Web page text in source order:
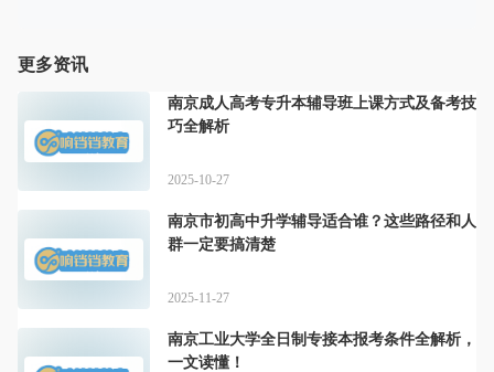
更多资讯
南京成人高考专升本辅导班上课方式及备考技
巧全解析
2025-10-27
南京市初高中升学辅导适合谁？这些路径和人
群一定要搞清楚
2025-11-27
南京工业大学全日制专接本报考条件全解析，
一文读懂！